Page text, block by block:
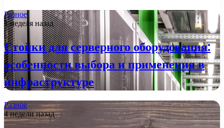
Разное
1 неделя назад
Стойки для серверного оборудования:
особенности выбора и применения в
инфраструктуре
Разное
4 недели назад